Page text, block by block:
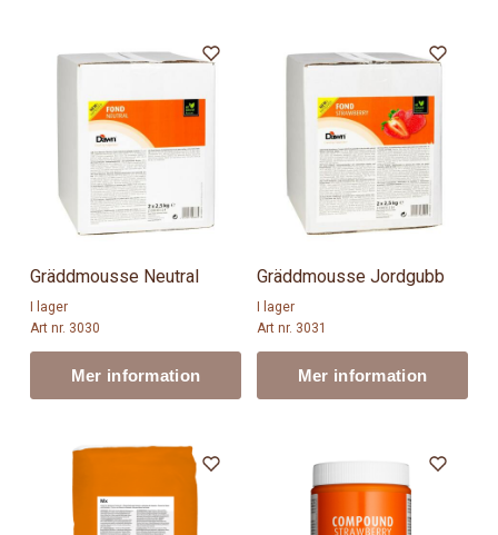
Gräddmousse Neutral
I lager
Art nr. 3030
Mer information
Gräddmousse Jordgubb
I lager
Art nr. 3031
Mer information